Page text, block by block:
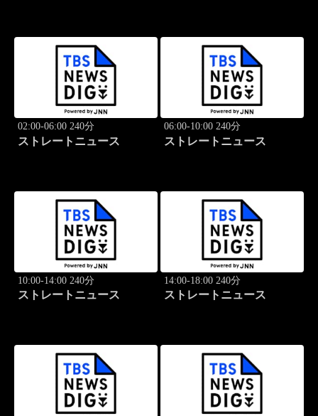
02:00-06:00 240分
ストレートニュース
06:00-10:00 240分
ストレートニュース
10:00-14:00 240分
ストレートニュース
14:00-18:00 240分
ストレートニュース